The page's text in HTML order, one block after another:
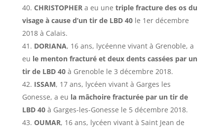
CHRISTOPHERa eu une triple fracture des os du
visage à cause d’un tir de LBD 40le 1er décembre
2018 à Calais.
DORIANA, 16 ans, lycéenne vivant à Grenoble, a
eu le menton fracturé et deux dents cassées par un
tir de LBD 40à Grenoble le 3 décembre 2018.
ISSAM, 17 ans, lycéen vivant à Garges les
Gonesse, a eu la mâchoire fracturée par un tir de
LBD 40à Garges-les-Gonesse le 5 décembre 2018.
OUMAR, 16 ans, lycéen vivant à Saint Jean de